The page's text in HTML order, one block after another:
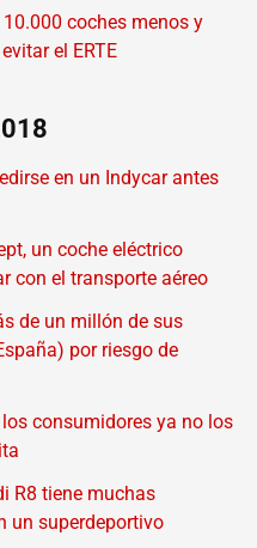
coches menos y
el ERTE
en un Indycar antes
un coche eléctrico
con el transporte aéreo
de un millón de sus
por riesgo de
consumidores ya no los
R8 tiene muchas
un superdeportivo